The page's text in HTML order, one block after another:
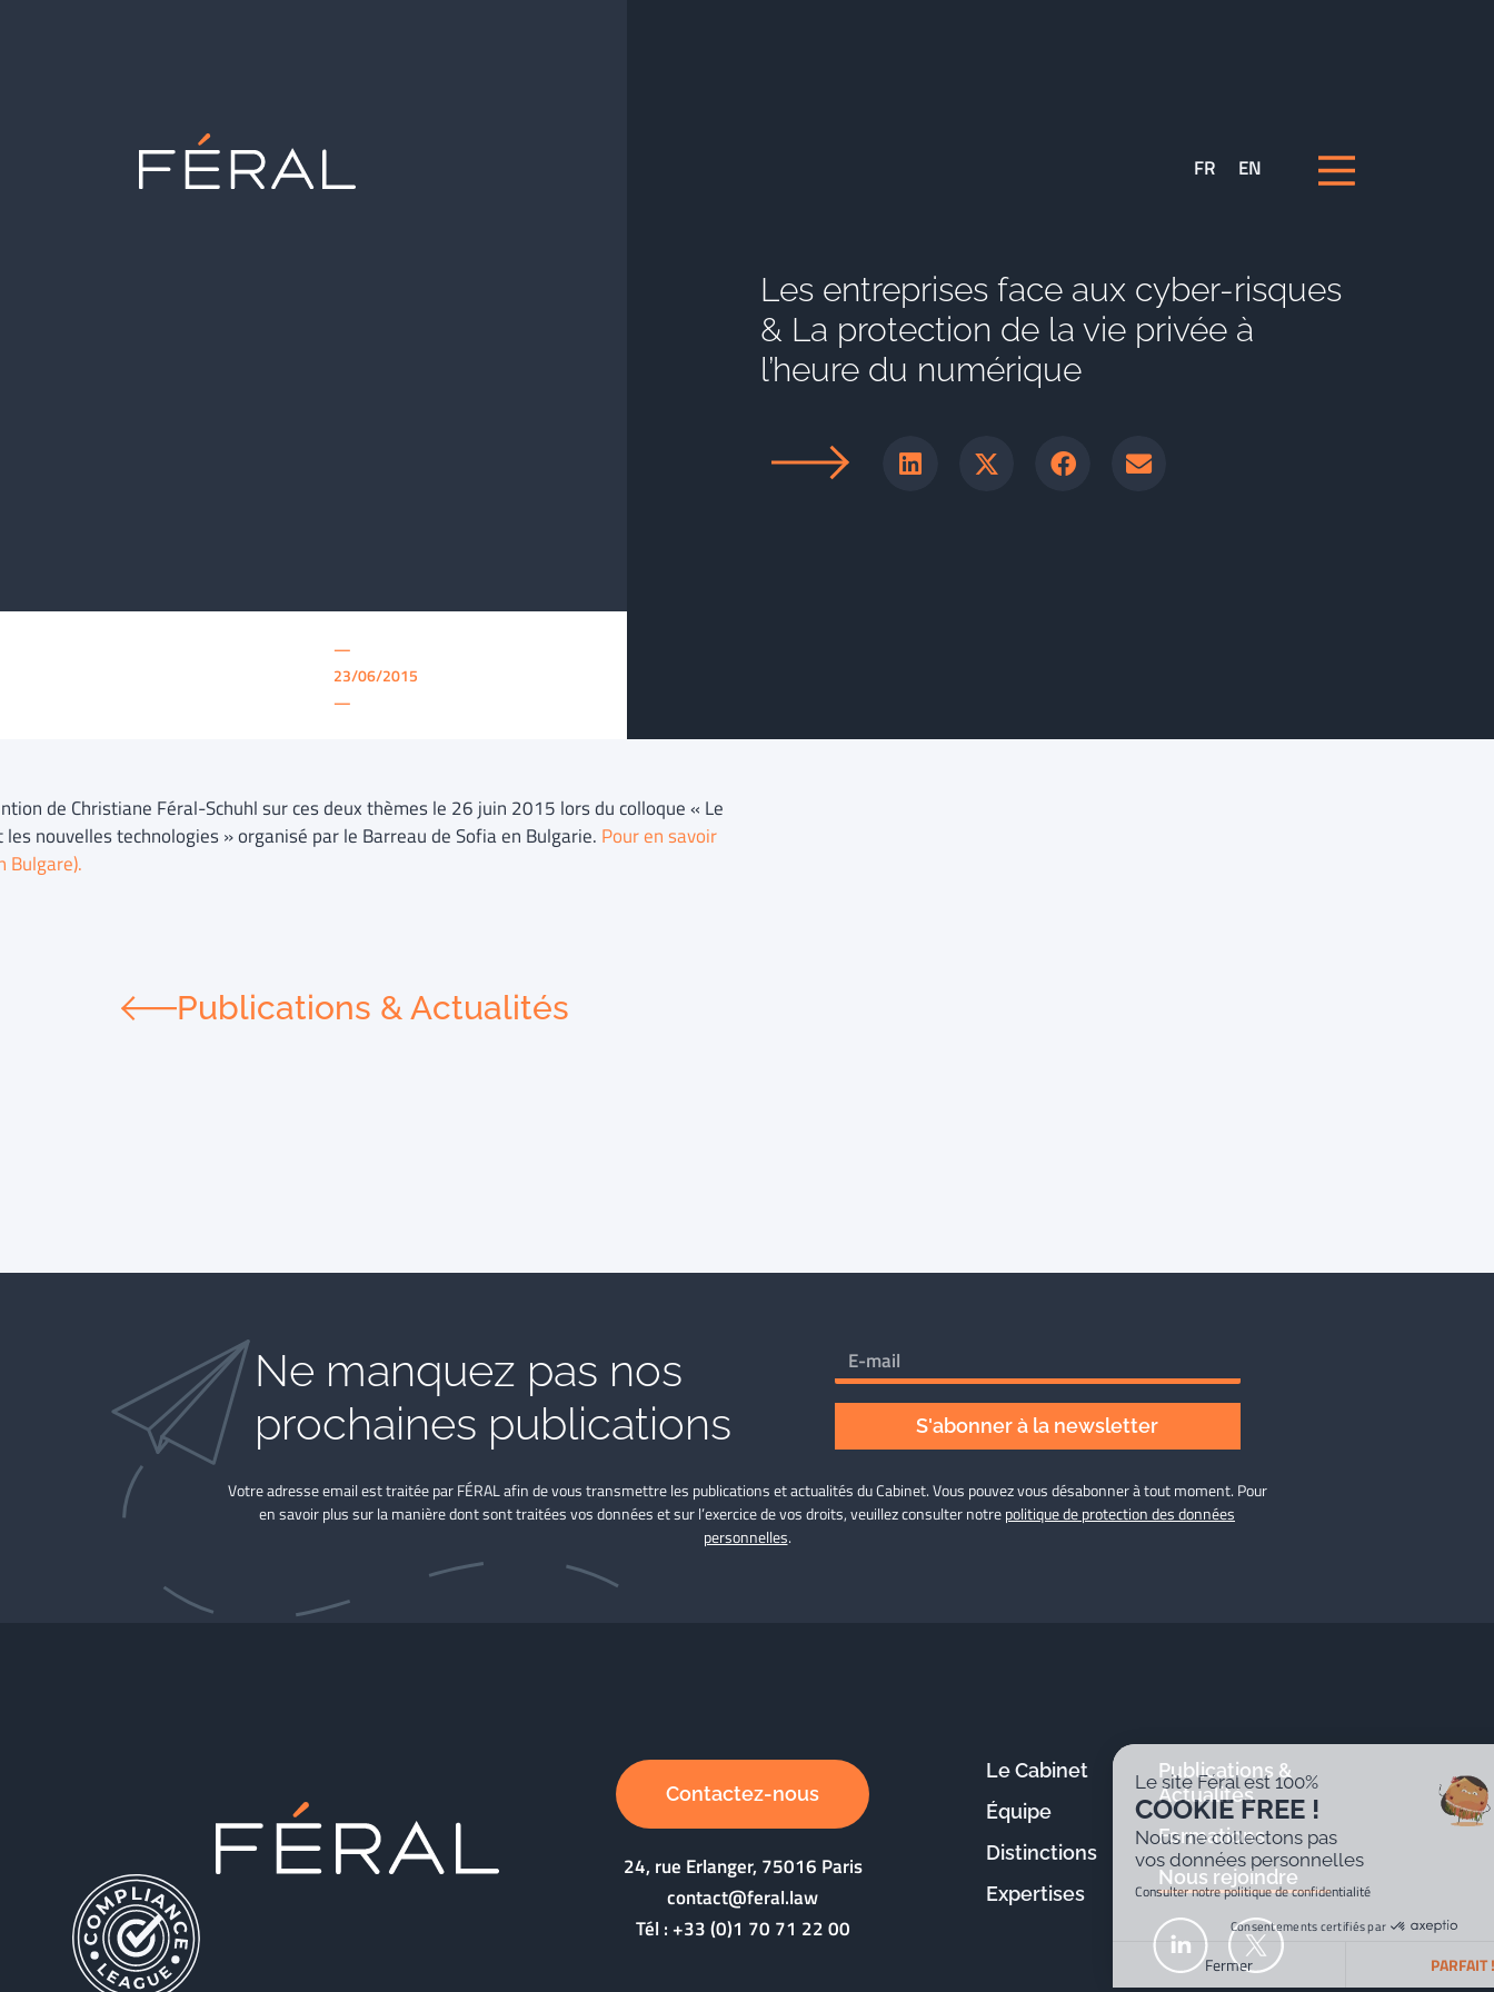
FR EN
—
23/06/2015
—
Les entreprises face aux cyber-risques
& La protection de la vie privée à
l’heure du numérique
de Christiane Féral-Schuhl sur ces deux thèmes le 26 juin 2015 lors du colloque « Le
nouvelles technologies » organisé par le Barreau de Sofia en Bulgarie. Pour en savoir
Bulgare).
Publications & Actualités
Ne manquez pas nos
prochaines publications
S'abonner à la newsletter
Votre adresse email est traitée par FÉRAL afin de vous transmettre les publications et actualités du Cabinet. Vous pouvez vous désabonner à tout moment. Pour
en savoir plus sur la manière dont sont traitées vos données et sur l’exercice de vos droits, veuillez consulter notrepolitique de protection des données
personnelles.
Contactez-nous
24, rue Erlanger, 75016 Paris
contact@feral.law
Tél :+33 (0)1 70 71 22 00
Le Cabinet
Équipe
Distinctions
Expertises
Publications &
Actualités
Formations
Nous rejoindre
Le site Féral est 100%
COOKIE FREE !
Nous ne collectons pas
vos données personnelles
Consulter notre politique de confidentialité
Consentements certifiés par